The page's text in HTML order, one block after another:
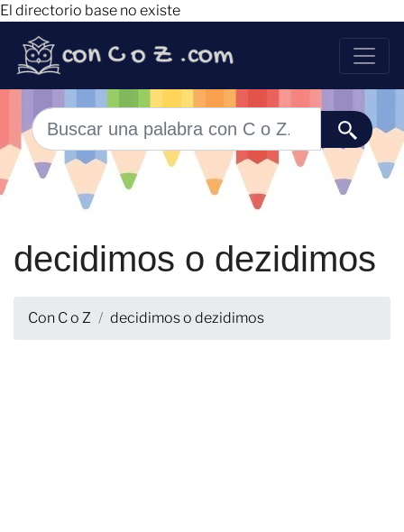
El directorio base no existe
decidimos o dezidimos
Con C o Z decidimos o dezidimos